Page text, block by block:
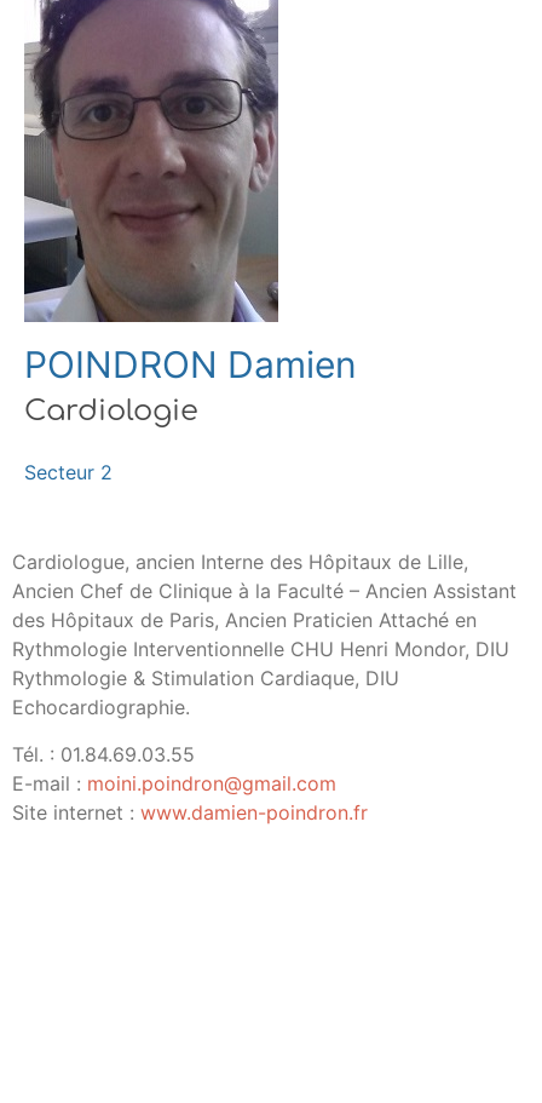
POINDRON Damien
Cardiologie
Secteur 2
Cardiologue, ancien Interne des Hôpitaux de Lille,
Ancien Chef de Clinique à la Faculté – Ancien Assistant
des Hôpitaux de Paris, Ancien Praticien Attaché en
Rythmologie Interventionnelle CHU Henri Mondor, DIU
Rythmologie & Stimulation Cardiaque, DIU
Echocardiographie.
Tél. : 01.84.69.03.55
E-mail : moini.poindron@gmail.com
Site internet : www.damien-poindron.fr